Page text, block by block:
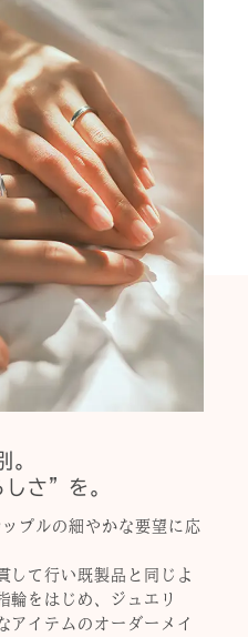
。
さ”を。
プルの細やかな要望に応
して行い既製品と同じよ
輪をはじめ、ジュエリ
アイテムのオーダーメイ